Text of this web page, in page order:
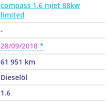
compass 1.6 mjet 88kw
limited
-
28/09/2018
61 951 km
Dieselöl
1.6